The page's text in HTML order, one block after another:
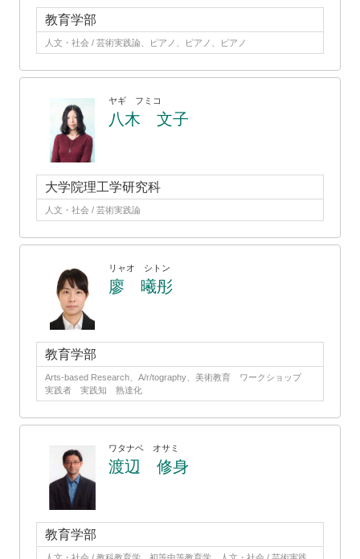
教育学部
人文・社会 / 芸術実践論、ピアノ、ピアノ、ピアノ
ヤギ フミコ
八木 文子
大学院理工学研究科
人文・社会 / 芸術実践論
リャオ シトン
廖 曦彤
教育学部
Arts-based Research、A/r/tography、美術教育 ワークショップ
実践者 実践知 熟達化
ワタナベ オサミ
渡辺 修身
教育学部